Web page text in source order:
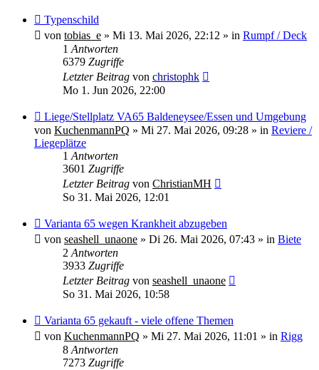
Neuer
Beitrag
Typenschild
von tobias_e » Mi 13. Mai 2026, 22:12 » in Rumpf / Deck
1 Antworten
6379 Zugriffe
Letzter Beitrag von christophk
Mo 1. Jun 2026, 22:00
Neuer
Beitrag
Liege/Stellplatz VA65 Baldeneysee/Essen und Umgebung
von KuchenmannPQ » Mi 27. Mai 2026, 09:28 » in Reviere /
Liegeplätze
1 Antworten
3601 Zugriffe
Letzter Beitrag von ChristianMH
So 31. Mai 2026, 12:01
Neuer
Varianta 65 wegen Krankheit abzugeben
von seashell_unaone » Di 26. Mai 2026, 07:43 » in Biete
2 Antworten
3933 Zugriffe
Letzter Beitrag von seashell_unaone
So 31. Mai 2026, 10:58
Neuer
Beitrag
Varianta 65 gekauft - viele offene Themen
von KuchenmannPQ » Mi 27. Mai 2026, 11:01 » in Rigg
8 Antworten
7273 Zugriffe